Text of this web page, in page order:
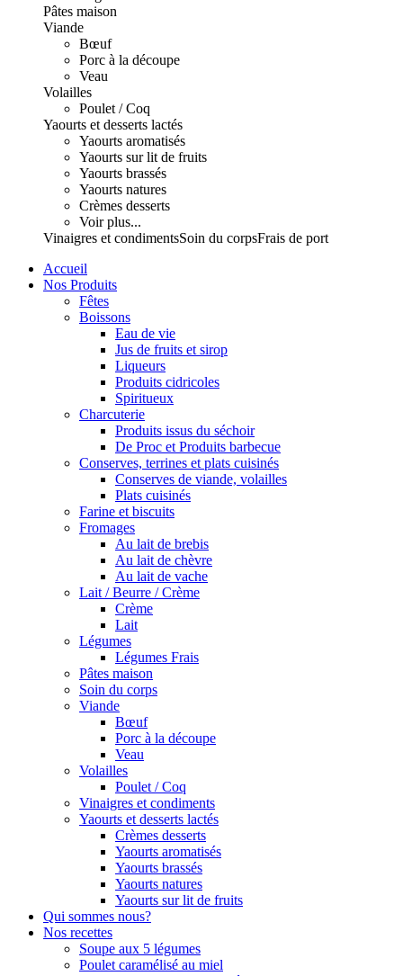
Pâtes maison
Viande
Bœuf
Porc à la découpe
Veau
Volailles
Poulet / Coq
Yaourts et desserts lactés
Yaourts aromatisés
Yaourts sur lit de fruits
Yaourts brassés
Yaourts natures
Crèmes desserts
Voir plus...
Vinaigres et condimentsSoin du corpsFrais de port
Accueil
Nos Produits
Fêtes
Boissons
Eau de vie
Jus de fruits et sirop
Liqueurs
Produits cidricoles
Spiritueux
Charcuterie
Produits issus du séchoir
De Proc et Produits barbecue
Conserves, terrines et plats cuisinés
Conserves de viande, volailles
Plats cuisinés
Farine et biscuits
Fromages
Au lait de brebis
Au lait de chèvre
Au lait de vache
Lait / Beurre / Crème
Crème
Lait
Légumes
Légumes Frais
Pâtes maison
Soin du corps
Viande
Bœuf
Porc à la découpe
Veau
Volailles
Poulet / Coq
Vinaigres et condiments
Yaourts et desserts lactés
Crèmes desserts
Yaourts aromatisés
Yaourts brassés
Yaourts natures
Yaourts sur lit de fruits
Qui sommes nous?
Nos recettes
Soupe aux 5 légumes
Poulet caramélisé au miel